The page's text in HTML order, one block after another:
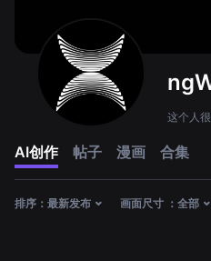
这个人
AI创作 帖子 漫画 合集
排序： 最新发布 画面尺寸 ： 全部